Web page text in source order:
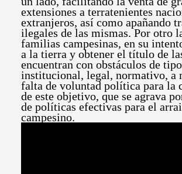
extensiones a terratenientes
extranjeros, así como apañando
ilegales de las mismas. Por otro
familias campesinas, en su
a la tierra y obtener el título de
encuentran con obstáculos de tipo
institucional, legal, normativo, a
falta de voluntad política para la
de este objetivo, que se agrava
de políticas efectivas para el
campesino.